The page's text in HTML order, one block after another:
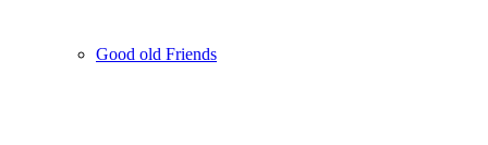
Good old Friends